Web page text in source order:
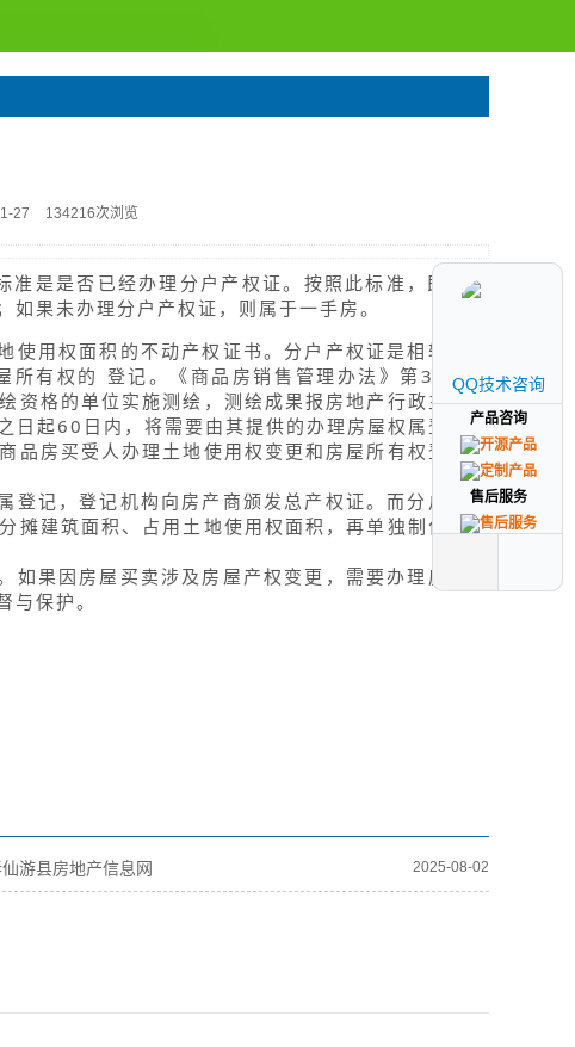
27 134216次浏览
准是是否已经办理分户产权证。按照此标准，即使是
果未办理分户产权证，则属于一手房。
用权面积的不动产权证书。分户产权证是相较于总
所有权的 登记。《商品房销售管理办法》第34条规
资格的单位实施测绘，测绘成果报房地产行政主管部
日起60日内，将需要由其提供的办理房屋权属登记的
品房买受人办理土地使用权变更和房屋所有权登记手
登记，登记机构向房产商颁发总产权证。而分户产权
摊建筑面积、占用土地使用权面积，再单独制作分户
果因房屋买卖涉及房屋产权变更，需要办理房屋所
保护。
游县房地产信息网 2025-08-02
QQ技术咨询
产品咨询
售后服务
QQ技术咨询
产品咨询
售后服务